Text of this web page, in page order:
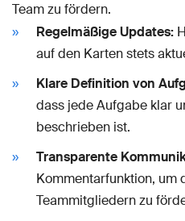
Team zu fördern.
Regelmäßige Updates:
auf den Karten stets
Klare Definition von
dass jede Aufgabe klar
beschrieben ist.
Transparente
Kommentarfunktion, um
Teammitgliedern zu